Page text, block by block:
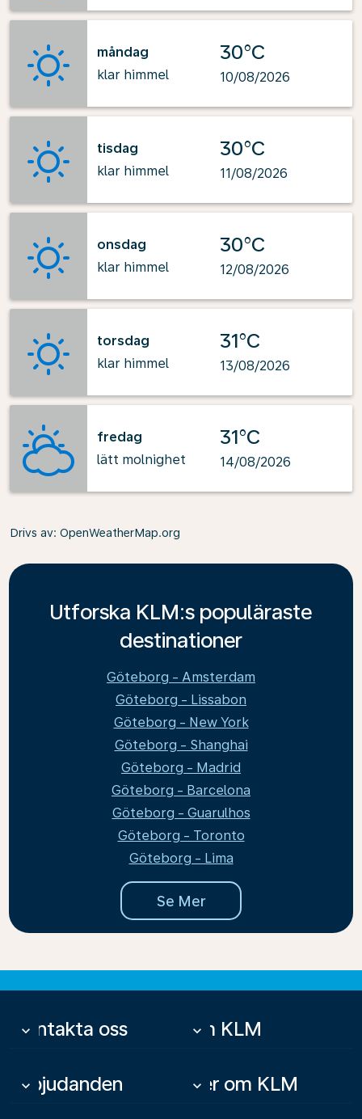
måndag
klar himmel
30°C
10/08/2026
tisdag
klar himmel
30°C
11/08/2026
onsdag
klar himmel
30°C
12/08/2026
torsdag
klar himmel
31°C
13/08/2026
fredag
lätt molnighet
31°C
14/08/2026
Drivs av: OpenWeatherMap.org
Utforska KLM:s populäraste
destinationer
Göteborg - Amsterdam
Göteborg - Lissabon
Göteborg - New York
Göteborg - Shanghai
Göteborg - Madrid
Göteborg - Barcelona
Göteborg - Guarulhos
Göteborg - Toronto
Göteborg - Lima
Se Mer
Kontakta oss
keyboard_arrow_down Om KLM
keyboard_arrow_down
Erbjudanden
keyboard_arrow_down Mer om KLM
keyboard_arrow_down